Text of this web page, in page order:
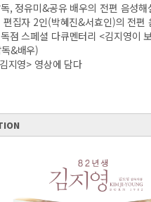
, 정유미&공유 배우의 전편 음성해
편집자 2인(박혜진&서효인)의 전편
점 스페셜 다큐멘터리 <김지영이
&배우)
지영> 영상에 담다